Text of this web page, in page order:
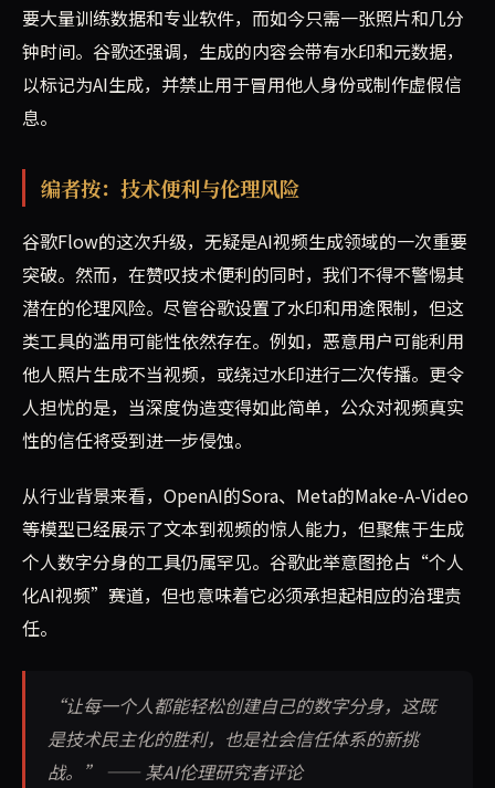
要大量训练数据和专业软件，而如今只需一张照片和几分
钟时间。谷歌还强调，生成的内容会带有水印和元数据，
以标记为AI生成，并禁止用于冒用他人身份或制作虚假信
息。
编者按：技术便利与伦理风险
谷歌Flow的这次升级，无疑是AI视频生成领域的一次重要
突破。然而，在赞叹技术便利的同时，我们不得不警惕其
潜在的伦理风险。尽管谷歌设置了水印和用途限制，但这
类工具的滥用可能性依然存在。例如，恶意用户可能利用
他人照片生成不当视频，或绕过水印进行二次传播。更令
人担忧的是，当深度伪造变得如此简单，公众对视频真实
性的信任将受到进一步侵蚀。
从行业背景来看，OpenAI的Sora、Meta的Make-A-Video
等模型已经展示了文本到视频的惊人能力，但聚焦于生成
个人数字分身的工具仍属罕见。谷歌此举意图抢占“个人
化AI视频”赛道，但也意味着它必须承担起相应的治理责
任。
“让每一个人都能轻松创建自己的数字分身，这既
是技术民主化的胜利，也是社会信任体系的新挑
战。” —— 某AI伦理研究者评论